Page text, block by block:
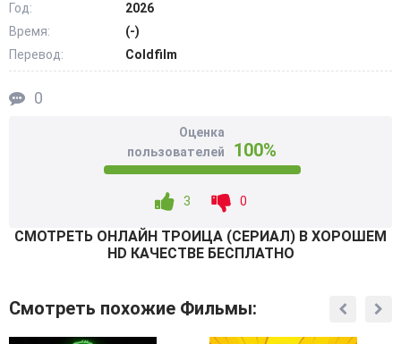
Год:
2026
Время:
(-)
Перевод:
Coldfilm
0
Оценка
пользователей
100%
3 0
СМОТРEТЬ ОНЛАЙН ТРОИЦА (СЕРИАЛ) В ХОРОШЕМ
HD КАЧЕСТВЕ БЕСПЛАТНО
Смотреть похожие Фильмы: